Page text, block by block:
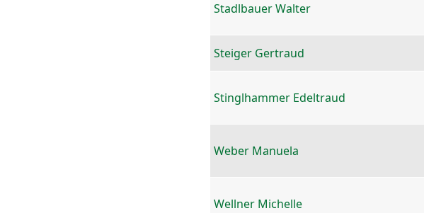
Stadlbauer Walter
Steiger Gertraud
Stinglhammer Edeltraud
Weber Manuela
Wellner Michelle